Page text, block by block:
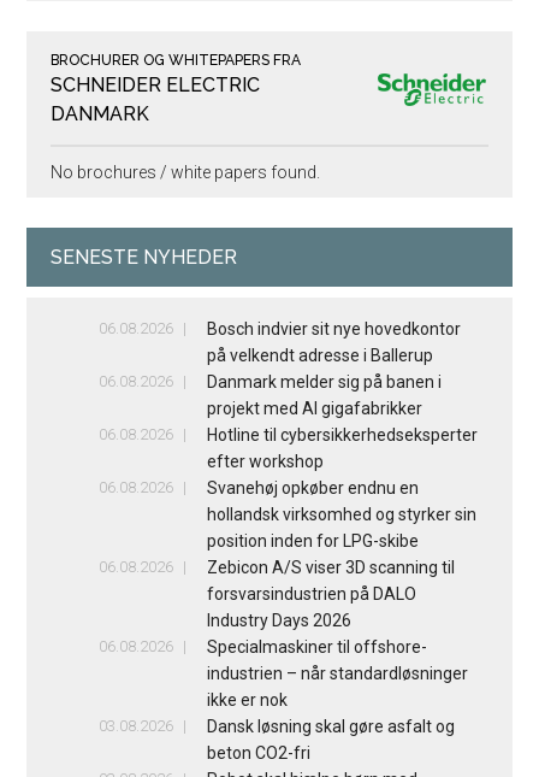
BROCHURER OG WHITEPAPERS FRA
SCHNEIDER ELECTRIC
DANMARK
No brochures / white papers found.
SENESTE NYHEDER
06.08.2026
Bosch indvier sit nye hovedkontor
på velkendt adresse i Ballerup
06.08.2026
Danmark melder sig på banen i
projekt med AI gigafabrikker
06.08.2026
Hotline til cybersikkerhedseksperter
efter workshop
06.08.2026
Svanehøj opkøber endnu en
hollandsk virksomhed og styrker sin
position inden for LPG-skibe
06.08.2026
Zebicon A/S viser 3D scanning til
forsvarsindustrien på DALO
Industry Days 2026
06.08.2026
Specialmaskiner til offshore-
industrien – når standardløsninger
ikke er nok
03.08.2026
Dansk løsning skal gøre asfalt og
beton CO2-fri